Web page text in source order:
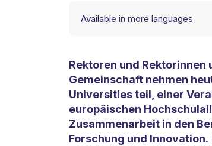
Available in more languages
Rektoren und
Gemeinschaft nehmen
Universities teil, einer
europäischen
Zusammenarbeit in den
Forschung und Innovation.